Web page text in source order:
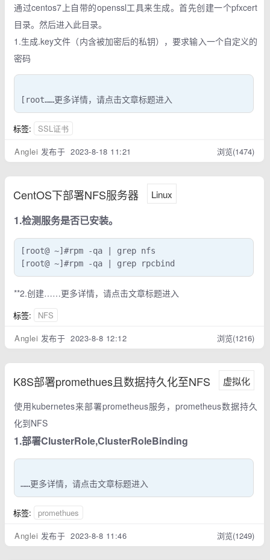
通过centos7上自带的openssl工具来生成。首先创建一个pfxcert
目录。然后进入此目录。
1.生成.key文件（内含被加密后的私钥），要求输入一个自定义的
密码
[root……更多详情，请点击文章标题进入
标签:
SSL证书
Anglei 发布于 2023-8-18 11:21 浏览(1474)
CentOS下部署NFS服务器 Linux
1.检测服务是否已安装。
[root@ ~]#rpm -qa | grep nfs
[root@ ~]#rpm -qa | grep rpcbind
**2.创建……更多详情，请点击文章标题进入
标签:
NFS
Anglei 发布于 2023-8-8 12:12 浏览(1216)
K8S部署promethues且数据持久化至NFS 虚拟化
使用kubernetes来部署prometheus服务，prometheus数据持久
化到NFS
1.部署ClusterRole,ClusterRoleBinding
……更多详情，请点击文章标题进入
标签:
promethues
Anglei 发布于 2023-8-8 11:46 浏览(1249)